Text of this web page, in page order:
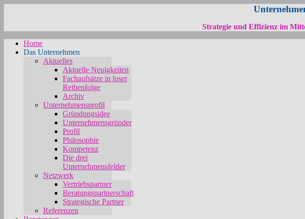
Strategie und Effizienz im
Home
Das Unternehmen
Aktuelles
Aktuelle Neuigkeiten
Fachaufsätze in loser
Reihenfolge
Archiv
Unternehmensprofil
Gründungsidee
Unternehmensgründer
Profil
Philosophie
Kompetenz
Die drei
Unternehmensfelder
Netzwerk
Vertriebspartner
Beratungspartnerschaft
Strategische Partner
Referenzen